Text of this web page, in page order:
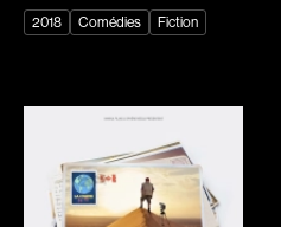
Bouchard Miryam
Bourdon Luc
Boutet Richard
Bradshaw John
2018 Comédies Fiction